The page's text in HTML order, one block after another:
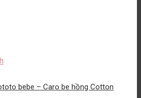
bebe – Caro be hồng Cotton